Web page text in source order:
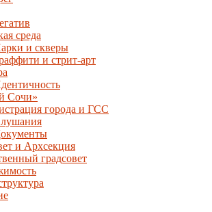
среда
и скверы
и стрит-арт
Сочи»
города и ГСС
и Архсекция
градсовет